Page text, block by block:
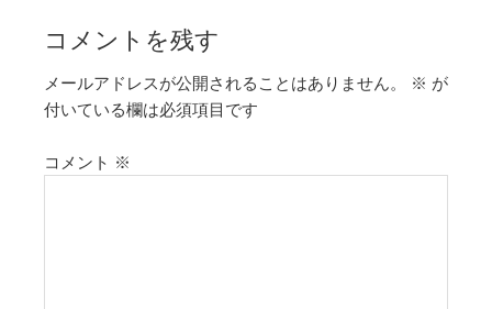
コメントを残す
メールアドレスが公開されることはありません。 ※ が
付いている欄は必須項目です
コメント ※